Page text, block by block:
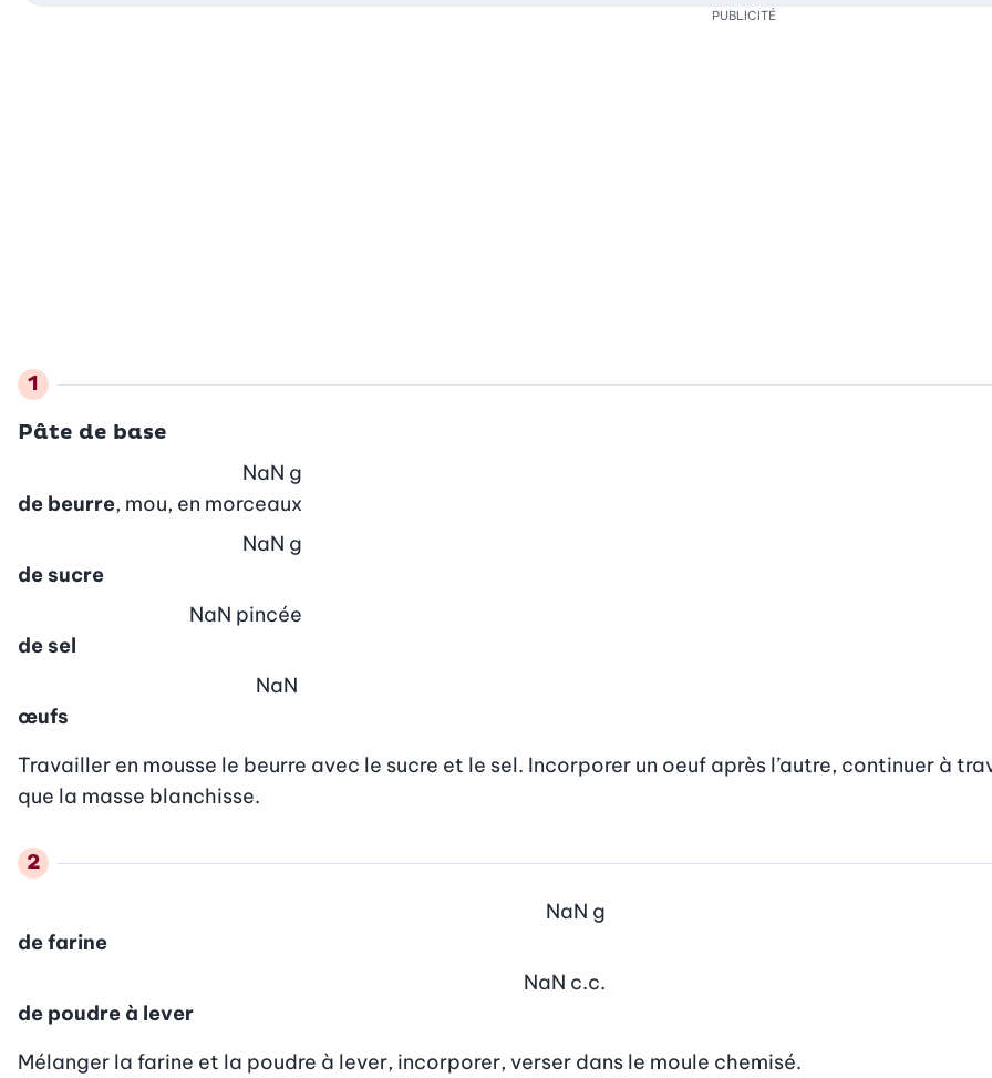
Pâte de base
de beurre, mou, en morceaux
NaN g
de sucre
NaN g
de sel
NaN pincée
œufs
NaN
Travailler en mousse le beurre avec le sucre et le sel. Incorporer un oeuf après l’autre, continuer à
que la masse blanchisse.
de farine
NaN g
de poudre à lever
NaN c.c.
Mélanger la farine et la poudre à lever, incorporer, verser dans le moule chemisé.
PUBLICITÉ